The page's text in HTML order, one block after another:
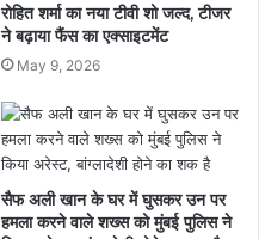
रोहित शर्मा का नया टीवी शो जल्द, टीजर
ने बढ़ाया फैंस का एक्साइटमेंट
May 9, 2026
सैफ अली खान के घर में घुसकर उन पर
हमला करने वाले शख्स को मुंबई पुलिस ने